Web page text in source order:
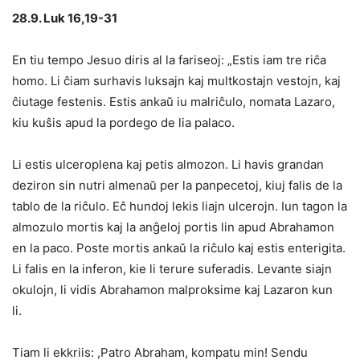
28.9. Luk 16,19-31
En tiu tempo Jesuo diris al la fariseoj: „Estis iam tre riĉa
homo. Li ĉiam surhavis luksajn kaj multkostajn vestojn, kaj
ĉiutage festenis. Estis ankaŭ iu malriĉulo, nomata Lazaro,
kiu kuŝis apud la pordego de lia palaco.
Li estis ulceroplena kaj petis almozon. Li havis grandan
deziron sin nutri almenaŭ per la panpecetoj, kiuj falis de la
tablo de la riĉulo. Eĉ hundoj lekis liajn ulcerojn. Iun tagon la
almozulo mortis kaj la anĝeloj portis lin apud Abrahamon
en la paco. Poste mortis ankaŭ la riĉulo kaj estis enterigita.
Li falis en la inferon, kie li terure suferadis. Levante siajn
okulojn, li vidis Abrahamon malproksime kaj Lazaron kun
li.
Tiam li ekkriis: ,Patro Abraham, kompatu min! Sendu